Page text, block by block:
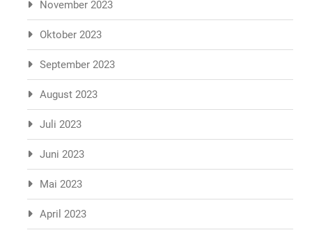
November 2023
Oktober 2023
September 2023
August 2023
Juli 2023
Juni 2023
Mai 2023
April 2023